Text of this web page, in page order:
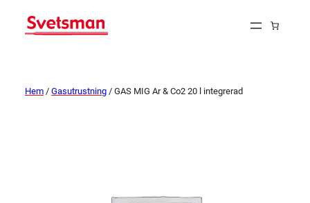
Hem / Gasutrustning / GAS MIG Ar & Co2 20 l integrerad